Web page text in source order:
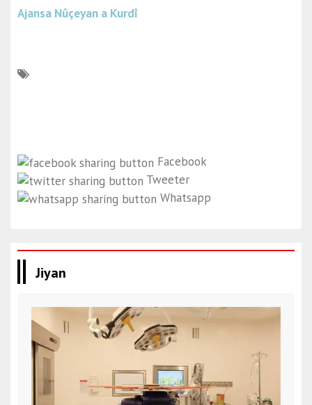
Ajansa Nûçeyan a Kurdî
Facebook
Tweeter
Whatsapp
Jiyan